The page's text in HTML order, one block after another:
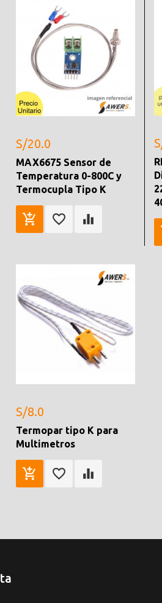
S/20.0
MAX6675 Sensor de
Temperatura 0-800C y
Termocupla Tipo K
S/8.0
Termopar tipo K para
Multimetros